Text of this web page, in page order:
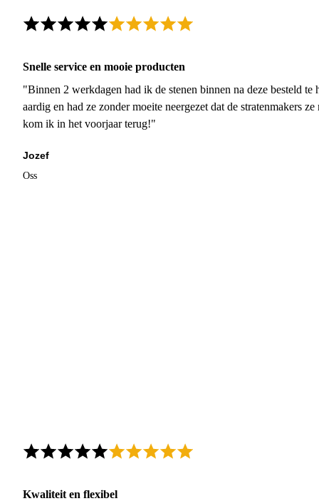
Snelle service en mooie producten
"Binnen 2 werkdagen had ik de stenen binnen na deze besteld
aardig en had ze zonder moeite neergezet dat de stratenmakers
kom ik in het voorjaar terug!"
Jozef
Oss
Kwaliteit en flexibel